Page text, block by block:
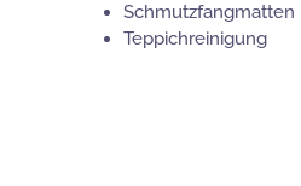
Schmutzfangmatten
Teppichreinigung